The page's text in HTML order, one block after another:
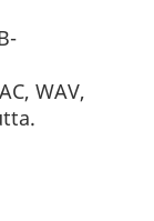
WAV,